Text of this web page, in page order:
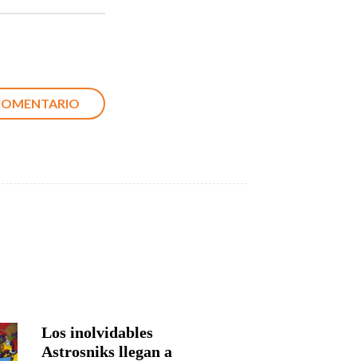
Los inolvidables
Astrosniks llegan a